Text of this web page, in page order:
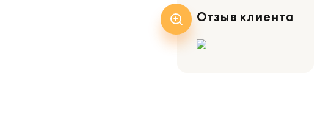
Отзыв клиента